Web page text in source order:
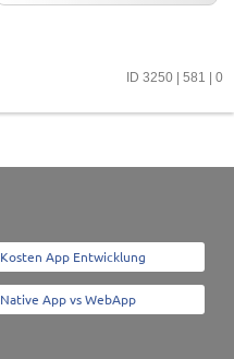
ID 3250 | 581 | 0
Kosten App Entwicklung
Native App vs WebApp